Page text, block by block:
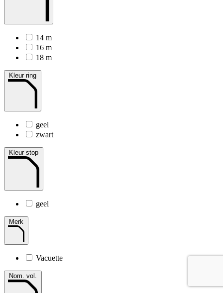
14 m
16 m
18 m
Kleur ring
geel
zwart
Kleur stop
geel
Merk
Vacuette
Nom. vol.